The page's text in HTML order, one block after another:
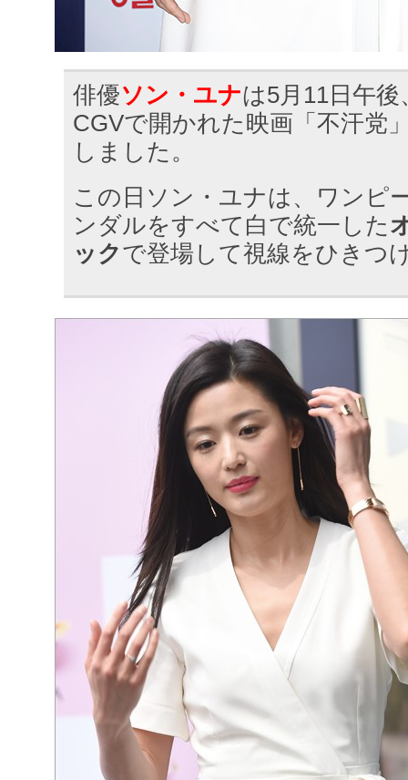
俳優ソン・ユナは5月11日午
CGVで開かれた映画「不汗党
しました。
この日ソン・ユナは、ワンピ
ンダルをすべて白で統一した
ックで登場して視線をひきつ